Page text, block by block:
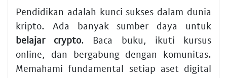
Pendidikan adalah kunci sukses dalam dunia
kripto. Ada banyak sumber daya untuk
belajar crypto. Baca buku, ikuti kursus
online, dan bergabung dengan komunitas.
Memahami fundamental setiap aset digital